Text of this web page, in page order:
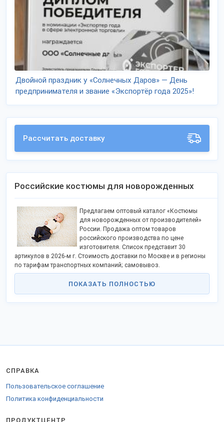
Двойной праздник у «Солнечных Даров» — День
предпринимателя и звание «Экспортёр года 2025»!
Рассчитать доставку
Российские костюмы для новорожденных
Предлагаем оптовый каталог «Костюмы
для новорожденных от производителей»
России. Продажа оптом товаров
российского производства по цене
изготовителя. Список представит 30
артикулов в 2026-м г. Стоимость доставки по Москве и в регионы
по тарифам транспортных компаний; самовывоз.
и верхняя уличная одежда на малыша. В комплекте: штанишки,
кофта, распашонки, шапочки, платья, колготки и пр. элементы.
на выписку,
При пошиве применяются натуральные ткани и материалы —
установке автоматического оборудования, освоения передовых
технологий. Выпускается продукция всех размеров и цветов.
оптовые детские магазины. Чтобы купить товары оптом, скачать
ПОКАЗАТЬ ПОЛНОСТЬЮ
СПРАВКА
Пользовательское соглашение
Политика конфиденциальности
ПРОДУКТЦЕНТР